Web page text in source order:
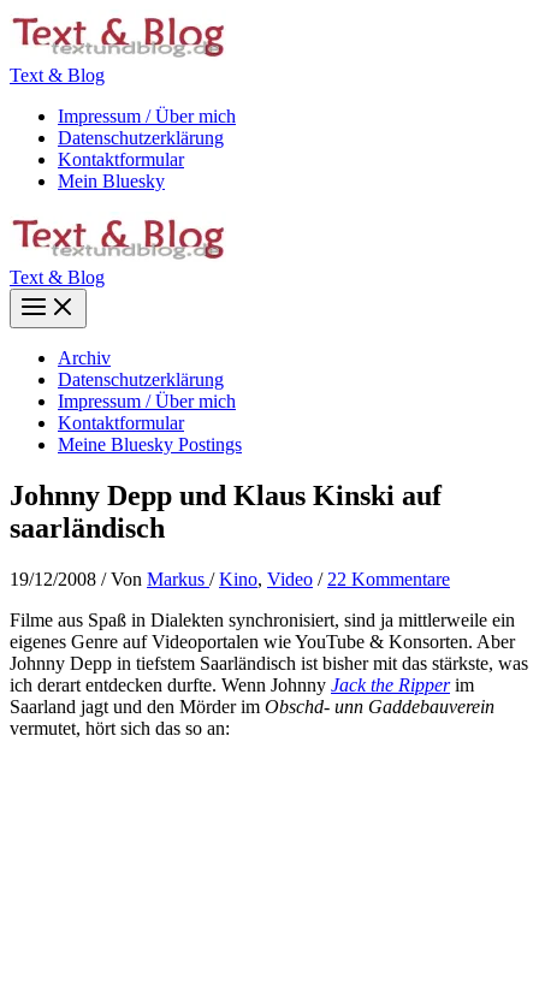
Zum
Inhalt
Text & Blog
Impressum / Über mich
Datenschutzerklärung
Kontaktformular
Mein Bluesky
Text & Blog
Main
Menu
Archiv
Datenschutzerklärung
Impressum / Über mich
Kontaktformular
Meine Bluesky Postings
Johnny Depp und Klaus Kinski auf
saarländisch
19/12/2008 / Von Markus /Kino, Video / 22 Kommentare
Filme aus Spaß in Dialekten synchronisiert, sind ja mittlerweile ein
eigenes Genre auf Videoportalen wie YouTube & Konsorten. Aber
Johnny Depp in tiefstem Saarländisch ist bisher mit das stärkste, was
ich derart entdecken durfte. Wenn Johnny Jack the Ripperim
Saarland jagt und den Mörder im Obschd- unn Gaddebauverein
vermutet, hört sich das so an: